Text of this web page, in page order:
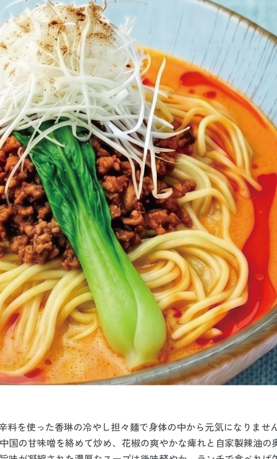
料を使った香琳の冷やし担々麺で身体の中から元気になりませ
国の甘味噌を絡めて炒め、花椒の爽やかな痺れと自家製辣油